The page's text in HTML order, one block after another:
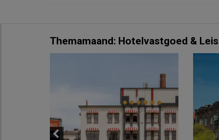
Themamaand: Hotelvastgoed &